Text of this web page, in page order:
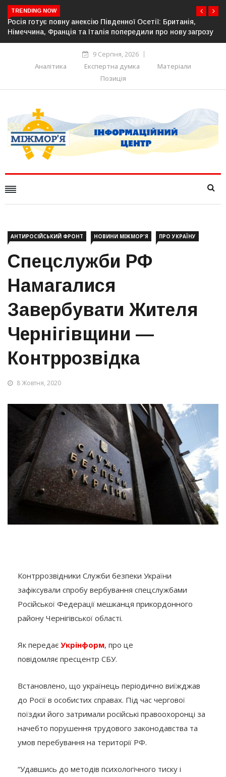
TRENDING NOW
нову загрозу
Естонія посилює кордон із Росією:
прикордонної інфраструктури
9 Серпня, 2026
Аналітика
Експертна думка
Матеріали
Позиція
АНТИРОСІЙСЬКИЙ ФРОНТ НОВИНИ МІЖМОР'Я ПРО УКРАЇНУ
Спецслужби РФ
Намагалися
Завербувати Жителя
Чернігівщини —
Контррозвідка
8 Жовтня, 2020
Контррозвідники Служби безпеки України
зафіксували спробу вербування спецслужбами
Російської Федерації мешканця прикордонного
району Чернігівської області.
Як передає Укрінформ, про це
повідомляє пресцентр СБУ.
Встановлено, що українець періодично виїжджав
до Росії в особистих справах. Під час чергової
поїздки його затримали російські правоохоронці за
начебто порушення трудового законодавства та
умов перебування на території РФ.
“Удавшись до методів психологічного тиску і